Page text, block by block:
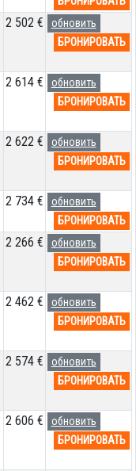
2 502 €
обновить
БРОНИРОВАТЬ
2 614 €
обновить
БРОНИРОВАТЬ
2 622 €
обновить
БРОНИРОВАТЬ
2 734 €
обновить
БРОНИРОВАТЬ
2 266 €
обновить
БРОНИРОВАТЬ
2 462 €
обновить
БРОНИРОВАТЬ
2 574 €
обновить
БРОНИРОВАТЬ
2 606 €
обновить
БРОНИРОВАТЬ